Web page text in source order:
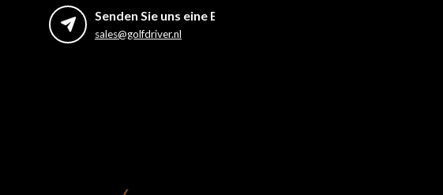
Senden Sie uns eine E-Mail
sales@golfdriver.nl